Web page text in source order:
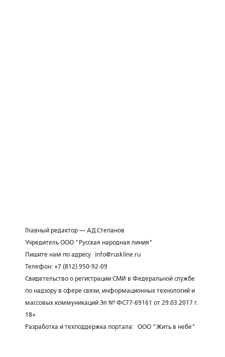
Главный редактор — А.Д.Степанов
Учредитель ООО "Русская народная линия"
Пишите нам по адресу
info@ruskline.ru
Телефон: +7 (812) 950-92-09
Свидетельство о регистрации СМИ в Федеральной службе
по надзору в сфере связи, информационных технологий и
массовых коммуникаций Эл № ФС77-69161 от 29.03.2017 г.
18+
Разработка и техподдержка портала: ООО "Жить в небе"